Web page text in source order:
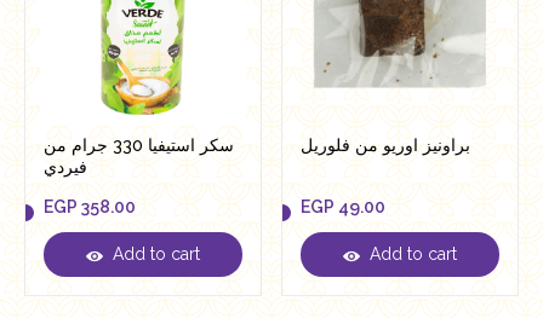
سكر استيفيا 330 جرام من
فيردي
EGP 358.00
EGP 358.00
Add to cart
براونيز اوريو من فلوريل
EGP 49.00
EGP 49.00
Add to cart